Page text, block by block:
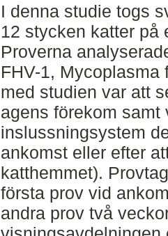
I denna studie togs
12 stycken katter på
Proverna
FHV-1,
med studien var att
agens förekom samt
inslussningsystem
ankomst eller efter
katthemmet).
första prov vid
andra prov två